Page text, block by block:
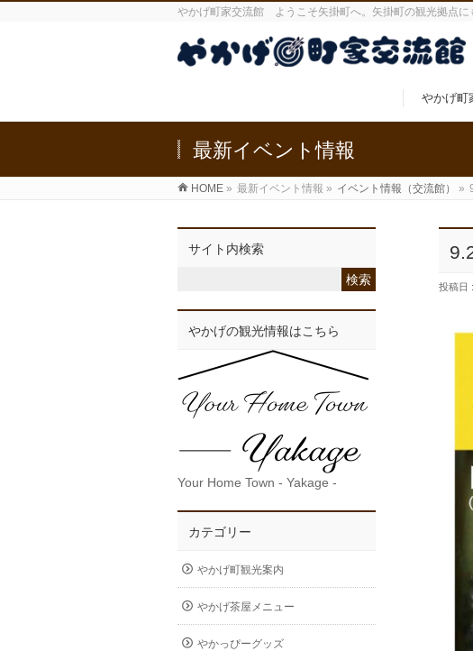
やかげ町家交流館 ようこそ矢掛町へ。矢掛町の観光拠点に
やかげ
最新イベント情報
HOME » 最新イベント情報 » イベント情報（交流館） »
投稿日
サイト内検索
やかげの観光情報はこちら
Your Home Town - Yakage -
カテゴリー
やかげ町観光案内
やかげ茶屋メニュー
やかっぴーグッズ